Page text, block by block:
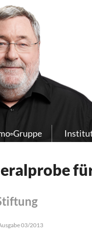
Gruppe
03/2013